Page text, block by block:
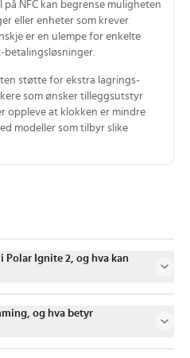
på NFC kan begrense muligheten
eller enheter som krever
er en ulempe for enkelte
støtte for ekstra lagrings-
som ønsker tilleggsutstyr
oppleve at klokken er mindre
modeller som tilbyr slike
Polar Ignite 2, og hva kan
og hva betyr